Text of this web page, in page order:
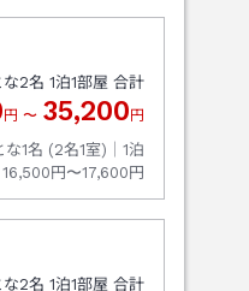
な2名 1泊1部屋 合計
円 〜 35,200 円
な1名 (2名1室)｜ 1泊
16,500円〜17,600円
な2名 1泊1部屋 合計